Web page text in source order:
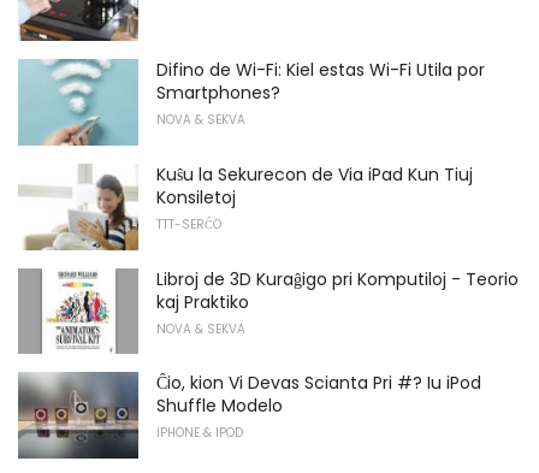
Difino de Wi-Fi: Kiel estas Wi-Fi Utila por
Smartphones?
NOVA & SEKVA
Kuŝu la Sekurecon de Via iPad Kun Tiuj
Konsiletoj
TTT-SERĈO
Libroj de 3D Kuraĝigo pri Komputiloj - Teorio
kaj Praktiko
NOVA & SEKVA
Ĉio, kion Vi Devas Scianta Pri #? Iu iPod
Shuffle Modelo
IPHONE & IPOD